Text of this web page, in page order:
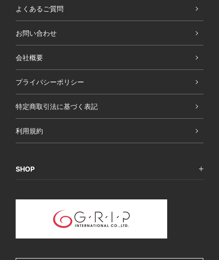
よくあるご質問
お問い合わせ
会社概要
プライバシーポリシー
特定商取引法に基づく表記
利用規約
SHOP